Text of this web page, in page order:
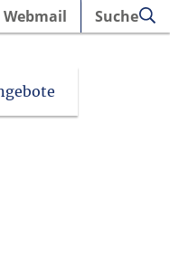
Webmail Suche